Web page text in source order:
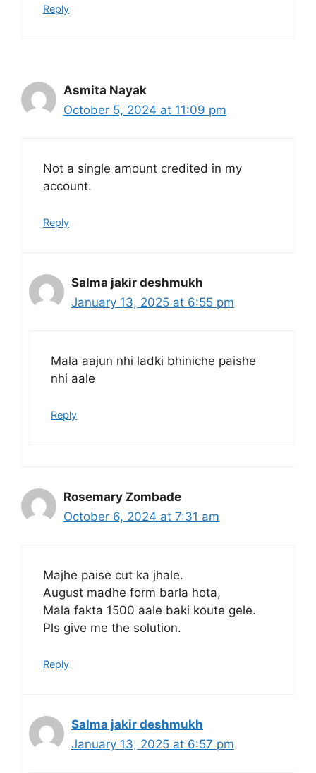
Reply
Asmita Nayak
October 5, 2024 at 11:09 pm
Not a single amount credited in my
account.
Reply
Salma jakir deshmukh
January 13, 2025 at 6:55 pm
Mala aajun nhi ladki bhiniche paishe
nhi aale
Reply
Rosemary Zombade
October 6, 2024 at 7:31 am
Majhe paise cut ka jhale.
August madhe form barla hota,
Mala fakta 1500 aale baki koute gele.
Pls give me the solution.
Reply
Salma jakir deshmukh
January 13, 2025 at 6:57 pm